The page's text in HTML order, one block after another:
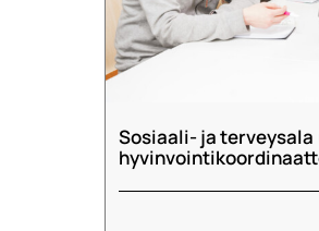
Sosiaali- ja terveysala